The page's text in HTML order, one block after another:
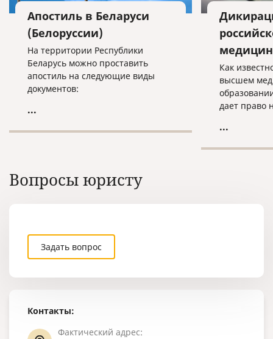
Контакты:
Фактический адрес:
Апостиль в Беларуси
(Белоруссии)
На территории Республики
Беларусь можно проставить
апостиль на следующие виды
документов:
...
Как
высшем
дает право
в области
...
Вопросы юристу
Задать вопрос